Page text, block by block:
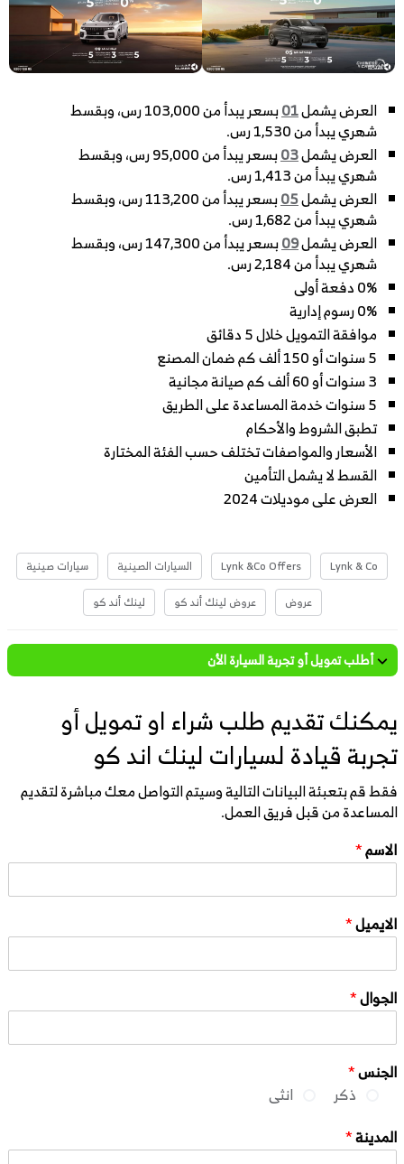
العرض يشمل01
بسعر يبدأ من 103,000 رس، وبقسط
شهري يبدأ من 1,530 رس.
العرض يشمل03
بسعر يبدأ من 95,000 رس، وبقسط
شهري يبدأ من 1,413 رس.
العرض يشمل05
بسعر يبدأ من 113,200 رس، وبقسط
شهري يبدأ من 1,682 رس.
العرض يشمل09
بسعر يبدأ من 147,300 رس، وبقسط
شهري يبدأ من 2,184 رس.
0% دفعة أولى
0% رسوم إدارية
موافقة التمويل خلال 5 دقائق
5 سنوات أو 150 ألف كم ضمان المصنع
3 سنوات أو 60 ألف كم صيانة مجانية
5 سنوات خدمة المساعدة على الطريق
تطبق الشروط والأحكام
الأسعار والمواصفات تختلف حسب الفئة المختارة
القسط لا يشمل التأمين
العرض على موديلات 2024
Lynk & Co
Lynk &Co Offers السيارات الصينية
سيارات صينية
عروض
عروض لينك أند كو لينك أند كو
أطلب تمويل أو تجربة السيارة الأن
يمكنك تقديم طلب شراء او تمويل أو
تجربة قيادة لسيارات لينك اند كو
فقط قم بتعبئة البيانات التالية وسيتم التواصل معك مباشرة لتقديم
المساعدة من قبل فريق العمل.
الاسم*
الايميل*
الجوال*
الجنس*
ذكر
انثى
المدينة*